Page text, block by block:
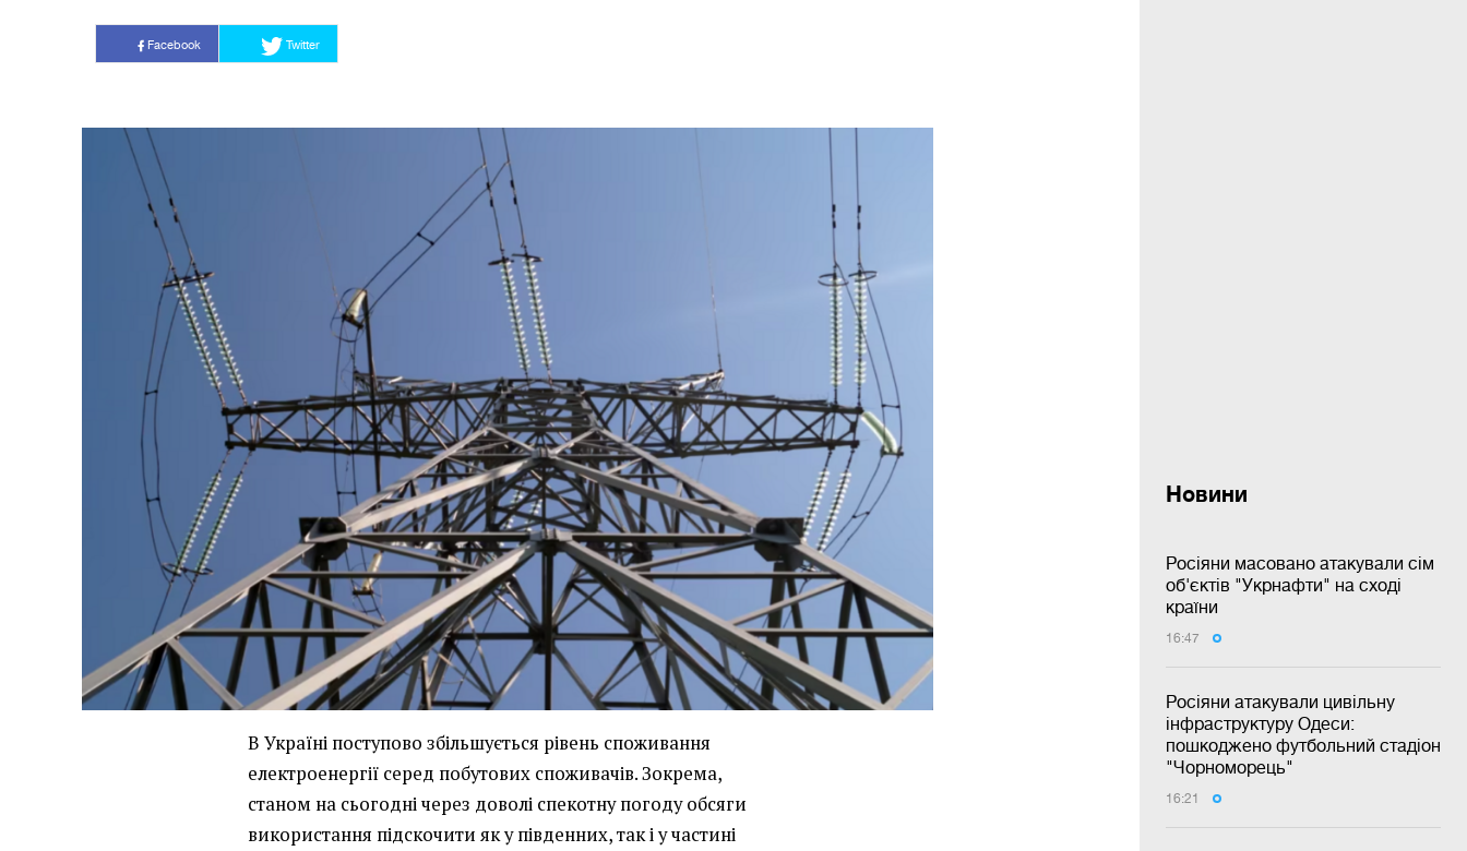
Новини
Росіяни масовано атакували сім
об'єктів "Укрнафти" на сході
країни
16:47
Росіяни атакували цивільну
інфраструктуру Одеси:
пошкоджено футбольний стадіон
"Чорноморець"
16:21
Facebook Twitter
В Україні поступово збільшується рівень споживання
електроенергії серед побутових споживачів. Зокрема,
станом на сьогодні через доволі спекотну погоду обсяги
використання підскочити як у південних, так і у частині